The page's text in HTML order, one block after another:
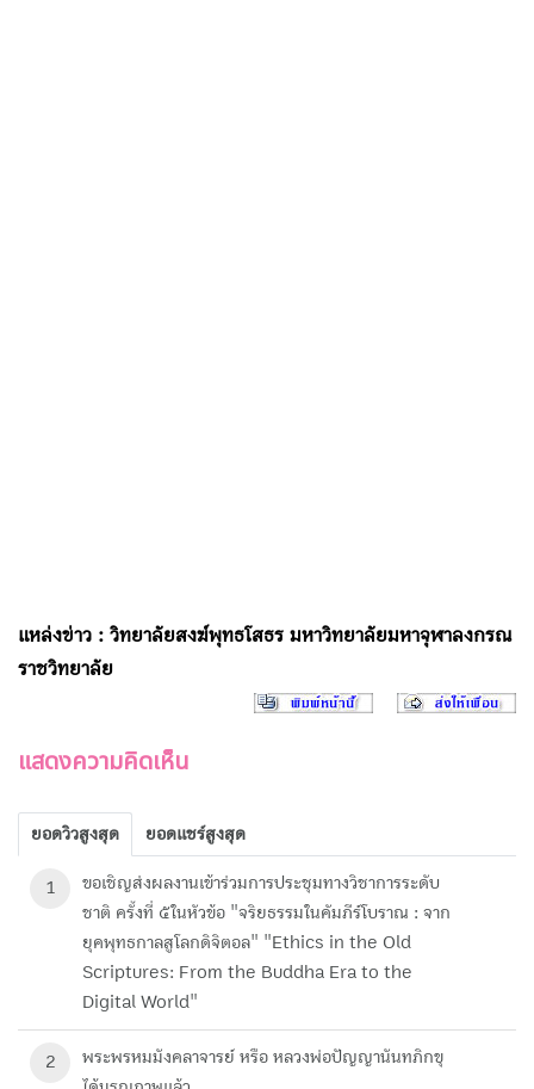
แหล่งข่าว : วิทยาลัยสงฆ์พุทธโสธร มหาวิทยาลัยมหาจุฬาลงกรณ
ราชวิทยาลัย
แสดงความคิดเห็น
ยอดวิวสูงสุด ยอดแชร์สูงสุด
1
ขอเชิญส่งผลงานเข้าร่วมการประชุมทางวิชาการระดับ
ชาติ ครั้งที่ ๕ในหัวข้อ "จริยธรรมในคัมภีร์โบราณ : จาก
ยุคพุทธกาลสูโลกดิจิตอล" "Ethics in the Old
Scriptures: From the Buddha Era to the
Digital World"
2
พระพรหมมังคลาจารย์ หรือ หลวงพ่อปัญญานันทภิกขุ